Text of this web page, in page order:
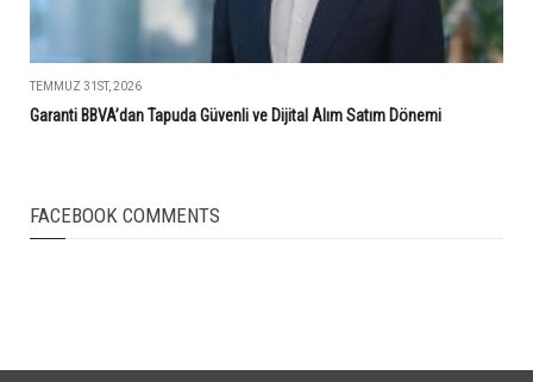
TEMMUZ 31ST, 2026
Garanti BBVA’dan Tapuda Güvenli ve Dijital Alım Satım Dönemi
FACEBOOK COMMENTS